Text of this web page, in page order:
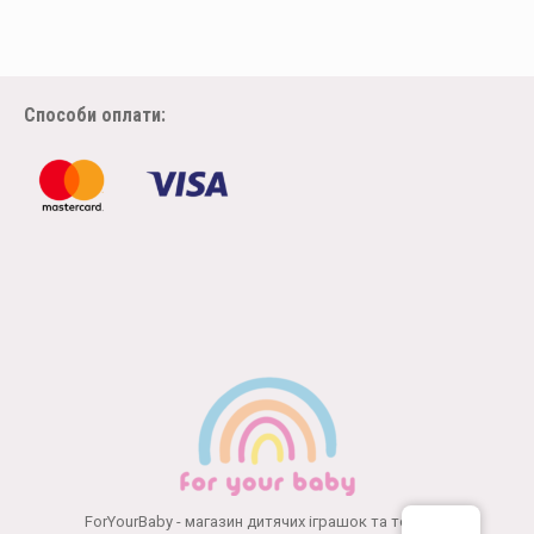
товару
Способи оплати:
ForYourBaby - магазин дитячих іграшок та товарів